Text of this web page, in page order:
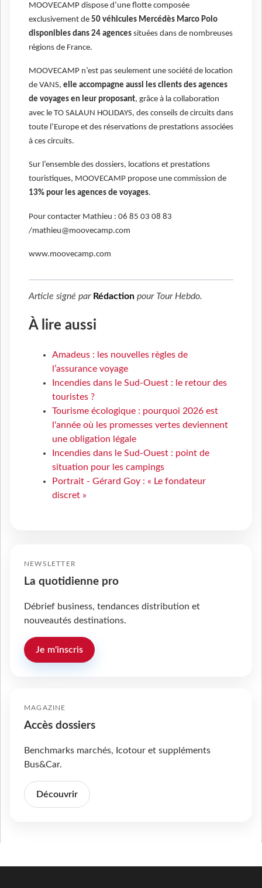
MOOVECAMP dispose d’une flotte composée
exclusivement de 50 véhicules Mercédès Marco Polo
disponibles dans 24 agences situées dans de nombreuses
régions de France.
MOOVECAMP n’est pas seulement une société de location
de VANS, elle accompagne aussi les clients des agences
de voyages en leur proposant, grâce à la collaboration
avec le TO SALAUN HOLIDAYS, des conseils de circuits dans
toute l’Europe et des réservations de prestations associées
à ces circuits.
Sur l’ensemble des dossiers, locations et prestations
touristiques, MOOVECAMP propose une commission de
13% pour les agences de voyages.
Pour contacter Mathieu : 06 85 03 08 83
/mathieu@moovecamp.com
www.moovecamp.com
Article signé par Rédaction pour Tour Hebdo.
À lire aussi
Amadeus : les nouvelles règles de
l’assurance voyage
Incendies dans le Sud-Ouest : le retour des
touristes ?
Tourisme écologique : pourquoi 2026 est
l'année où les promesses vertes deviennent
une obligation légale
Incendies dans le Sud-Ouest : point de
situation pour les campings
Portrait - Gérard Goy : « Le fondateur
discret »
NEWSLETTER
La quotidienne pro
Débrief business, tendances distribution et
nouveautés destinations.
Je m'inscris
MAGAZINE
Accès dossiers
Benchmarks marchés, Icotour et suppléments
Bus&Car.
Découvrir